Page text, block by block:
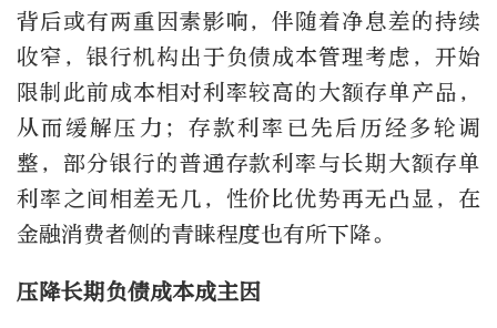
背后或有两重因素影响，伴随着净息差的持续
收窄，银行机构出于负债成本管理考虑，开始
限制此前成本相对利率较高的大额存单产品，
从而缓解压力；存款利率已先后历经多轮调
整，部分银行的普通存款利率与长期大额存单
利率之间相差无几，性价比优势再无凸显，在
金融消费者侧的青睐程度也有所下降。
压降长期负债成本成主因